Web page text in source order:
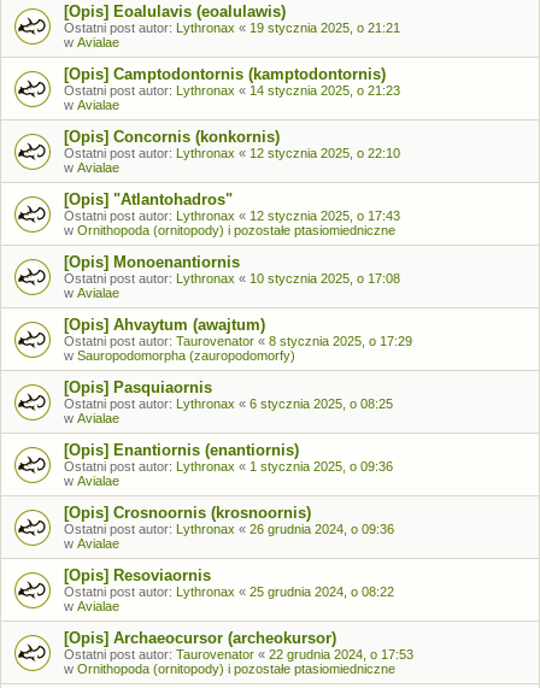
[Opis] Eoalulavis (eoalulawis)
Ostatni post autor: Lythronax « 19 stycznia 2025, o 21:21
w Avialae
[Opis] Camptodontornis (kamptodontornis)
Ostatni post autor: Lythronax « 14 stycznia 2025, o 21:23
w Avialae
[Opis] Concornis (konkornis)
Ostatni post autor: Lythronax « 12 stycznia 2025, o 22:10
w Avialae
[Opis] "Atlantohadros"
Ostatni post autor: Lythronax « 12 stycznia 2025, o 17:43
w Ornithopoda (ornitopody) i pozostałe ptasiomiedniczne
[Opis] Monoenantiornis
Ostatni post autor: Lythronax « 10 stycznia 2025, o 17:08
w Avialae
[Opis] Ahvaytum (awajtum)
Ostatni post autor: Taurovenator « 8 stycznia 2025, o 17:29
w Sauropodomorpha (zauropodomorfy)
[Opis] Pasquiaornis
Ostatni post autor: Lythronax « 6 stycznia 2025, o 08:25
w Avialae
[Opis] Enantiornis (enantiornis)
Ostatni post autor: Lythronax « 1 stycznia 2025, o 09:36
w Avialae
[Opis] Crosnoornis (krosnoornis)
Ostatni post autor: Lythronax « 26 grudnia 2024, o 09:36
w Avialae
[Opis] Resoviaornis
Ostatni post autor: Lythronax « 25 grudnia 2024, o 08:22
w Avialae
[Opis] Archaeocursor (archeokursor)
Ostatni post autor: Taurovenator « 22 grudnia 2024, o 17:53
w Ornithopoda (ornitopody) i pozostałe ptasiomiedniczne